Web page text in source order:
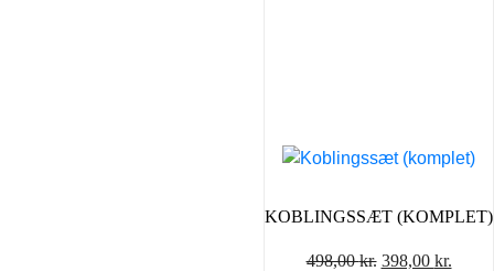
KOBLINGSSÆT (KOMPLET)
498,00kr. Den
398,00 kr.